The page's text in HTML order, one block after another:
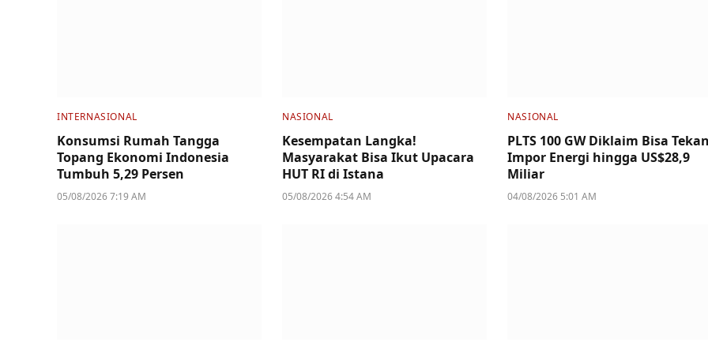
INTERNASIONAL
Konsumsi Rumah Tangga
Topang Ekonomi Indonesia
Tumbuh 5,29 Persen
05/08/2026 7:19 AM
NASIONAL
Kesempatan Langka!
Masyarakat Bisa Ikut Upacara
HUT RI di Istana
05/08/2026 4:54 AM
NASIONAL
PLTS 100 GW Diklaim Bisa
Impor Energi hingga US$28,9
Miliar
04/08/2026 5:01 AM